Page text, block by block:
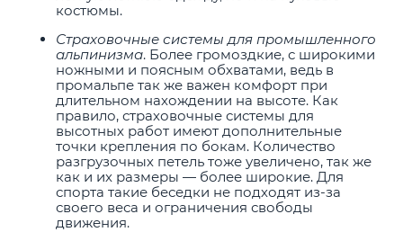
костюмы.
Страховочные системы для промышленного
альпинизма. Более громоздкие, с широкими
ножными и поясным обхватами, ведь в
промальпе так же важен комфорт при
длительном нахождении на высоте. Как
правило, страховочные системы для
высотных работ имеют дополнительные
точки крепления по бокам. Количество
разгрузочных петель тоже увеличено, так же
как и их размеры — более широкие. Для
спорта такие беседки не подходят из-за
своего веса и ограничения свободы
движения.